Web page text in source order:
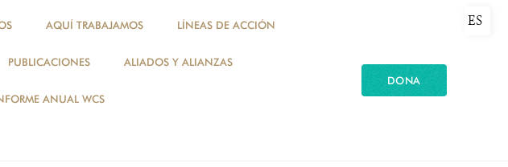
AQUÍ TRABAJAMOS LÍNEAS DE ACCIÓN
PUBLICACIONES ALIADOS Y ALIANZAS
ANUAL WCS
DONA
ES